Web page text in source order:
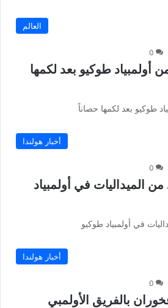
العالم
0
أولمبياد طوكيو بعد لكمها
طوكيو بعد لكمها حصاناً
أخبار هولندا
0
الميداليات في أولمبياد
في أولمبياد طوكيو
أخبار هولندا
0
بالفريق الأولمبي